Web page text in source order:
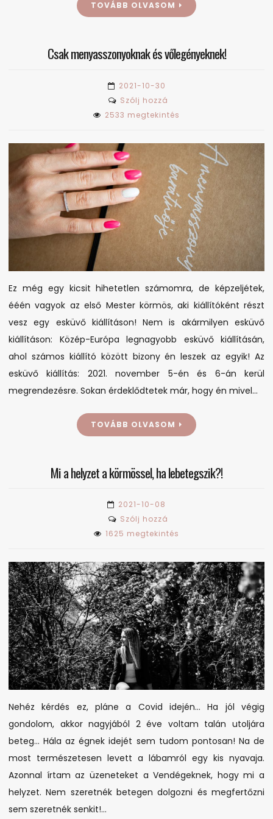
TOVÁBB OLVASOM
Csak menyasszonyoknak és vőlegényeknek!
2021-10-30
Szólj hozzá
Csak
és
vőlegényeknek!
2533 megtekintés
Ez még egy kicsit hihetetlen számomra, de képzeljétek,
ééén vagyok az első Mester körmös, aki kiállítóként részt
vesz egy esküvő kiállításon! Nem is akármilyen esküvő
kiállításon: Közép-Európa legnagyobb esküvő kiállításán,
ahol számos kiállító között bizony én leszek az egyik! Az
esküvő kiállítás: 2021. november 5-én és 6-án kerül
megrendezésre. Sokan érdeklődtetek már, hogy én mivel…
TOVÁBB OLVASOM
Mi a helyzet a körmössel, ha lebetegszik?!
2021-10-08
Szólj hozzá
Mi
helyzet
a
körmössel,
ha
lebetegszik?!
1625 megtekintés
Nehéz kérdés ez, pláne a Covid idején… Ha jól végig
gondolom, akkor nagyjából 2 éve voltam talán utoljára
beteg… Hála az égnek idejét sem tudom pontosan! Na de
most természetesen levett a lábamról egy kis nyavaja.
Azonnal írtam az üzeneteket a Vendégeknek, hogy mi a
helyzet. Nem szeretnék betegen dolgozni és megfertőzni
sem szeretnék senkit!…